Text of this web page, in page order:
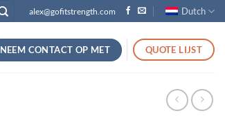
alex@gofitstrength.com Dutch
NEEM CONTACT OP MET QUOTE LIJST